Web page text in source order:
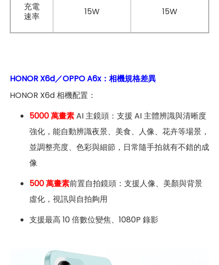
充電
速率
15W 15W
HONOR X6d／OPPO A6x：相機規格差異
HONOR X6d 相機配置：
5000 萬畫素AI 主鏡頭：支援 AI 主體辨識與清晰度
強化，能自動辨識夜景、美食、人像、花卉等場景，
並調整亮度、色彩與細節，日常隨手拍就有不錯的成
像
500 萬畫素前置自拍鏡頭：支援人像、美顏與背景
虛化，視訊與自拍夠用
支援最高 10 倍數位變焦、1080P 錄影